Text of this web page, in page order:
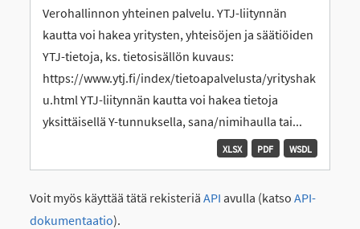
Verohallinnon yhteinen palvelu. YTJ-liitynnän
kautta voi hakea yritysten, yhteisöjen ja säätiöiden
YTJ-tietoja, ks. tietosisällön kuvaus:
https://www.ytj.fi/index/tietoapalvelusta/yrityshak
u.html YTJ-liitynnän kautta voi hakea tietoja
yksittäisellä Y-tunnuksella, sana/nimihaulla tai...
WSDL
PDF
XLSX
Voit myös käyttää tätä rekisteriä API avulla (katso API-
dokumentaatio).